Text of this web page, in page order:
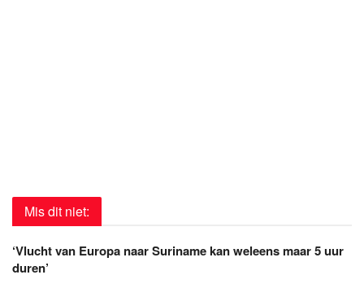
Mis dit niet:
‘Vlucht van Europa naar Suriname kan weleens maar 5 uur
duren’